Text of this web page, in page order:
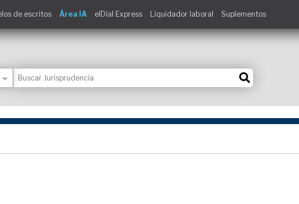
de escritos Área IA elDial Express Liquidador laboral Suplementos